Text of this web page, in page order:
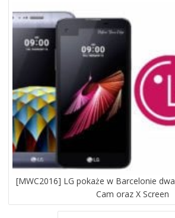
WPISACH
[MWC2016] LG pokaże w Barcelonie
Cam oraz X Screen